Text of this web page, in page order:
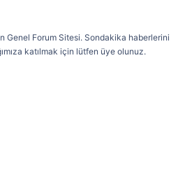
Genel Forum Sitesi. Sondakika haberlerini
katılmak için lütfen üye olunuz.